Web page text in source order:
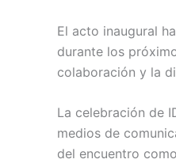
El acto inaugural
durante los
colaboración y la
La celebración de
medios de
del encuentro